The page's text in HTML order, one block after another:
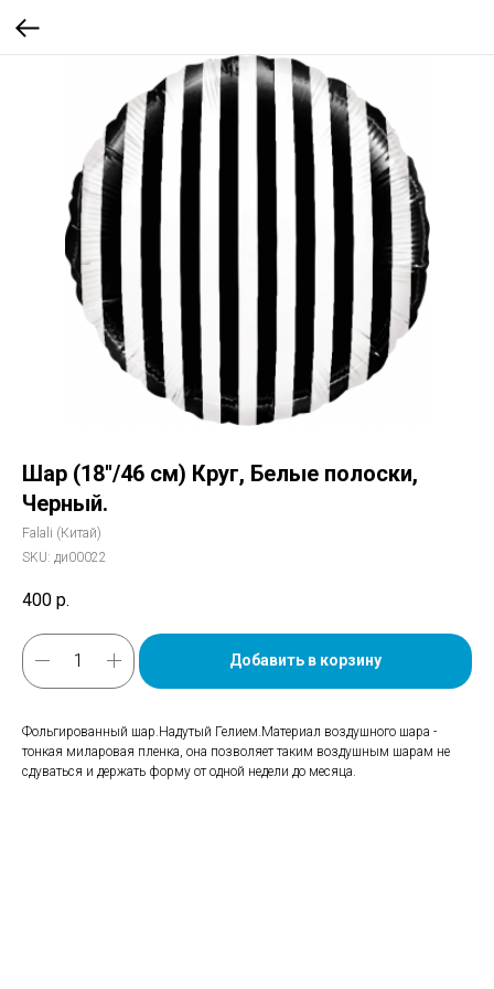
Шар (18''/46 см) Круг, Белые полоски,
Черный.
Falali (Китай)
SKU: ди00022
400 р.
Добавить в корзину
Фольгированный шар.Надутый Гелием.Материал воздушного шара -
тонкая миларовая пленка, она позволяет таким воздушным шарам не
сдуваться и держать форму от одной недели до месяца.